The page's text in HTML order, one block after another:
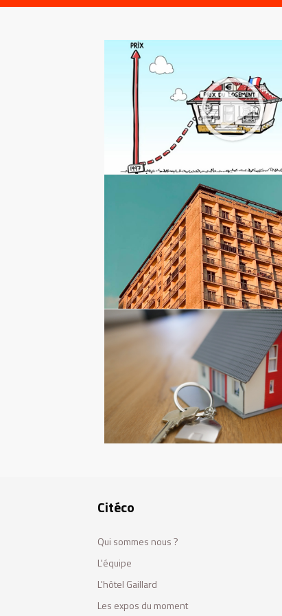
Citéco
Qui sommes nous ?
L'équipe
L'hôtel Gaillard
Les expos du moment